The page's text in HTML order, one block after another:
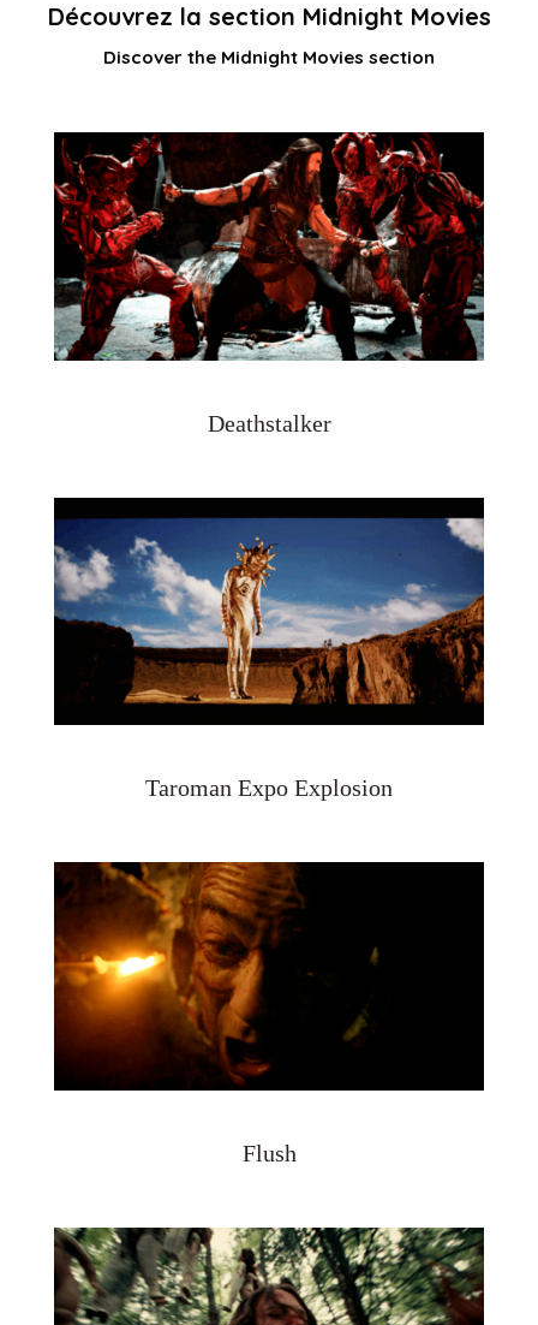
Découvrez la section Midnight Movies
Discover the Midnight Movies section
Deathstalker
Taroman Expo Explosion
Flush